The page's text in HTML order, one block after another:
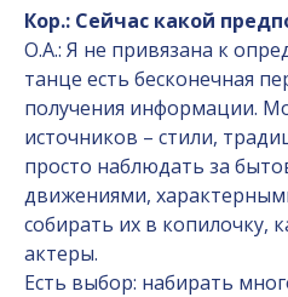
Кор.: Сейчас какой
О.А.: Я не привязана к
танце есть бесконечная
получения информации.
источников – стили,
просто наблюдать за
движениями,
собирать их в копилочку,
актеры.
Есть выбор: набирать